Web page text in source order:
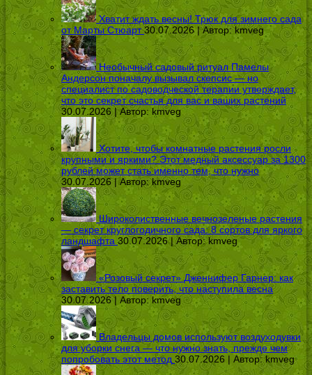
Хватит ждать весны! Трюк для зимнего сада
от Марты Стюарт 30.07.2026 | Автор:kmveg
Необычный садовый ритуал Памелы
Андерсон поначалу вызывал скепсис — но
специалист по садоводческой терапии утверждает,
что это секрет счастья для вас и ваших растений
30.07.2026 | Автор: kmveg
Хотите, чтобы комнатные растения росли
крупными и яркими? Этот медный аксессуар за 1300
рублей может стать именно тем, что нужно
30.07.2026 | Автор:kmveg
Широколиственные вечнозеленые растения
— секрет круглогодичного сада: 8 сортов для яркого
ландшафта 30.07.2026 | Автор:kmveg
«Розовый секрет» Дженнифер Гарнер: как
заставить тело поверить, что наступила весна
30.07.2026 | Автор: kmveg
Владельцы домов используют воздуходувки
для уборки снега — что нужно знать, прежде чем
попробовать этот метод 30.07.2026 | Автор:kmveg